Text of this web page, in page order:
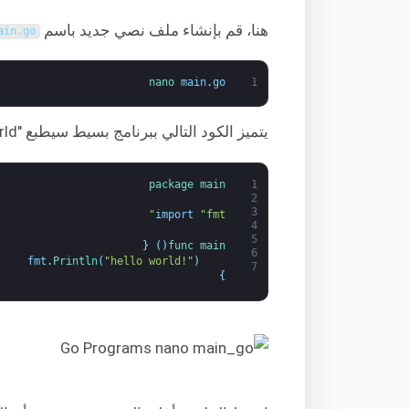
هنا، قم بإنشاء ملف نصي جديد باسم .go
1
nano main.go
يتميز الكود التالي ببرنامج بسيط سيطبع "Hello world" عند تشغيله. انسخ الكود:
1
2
3
4
5
6
7
package main
import "fmt"
func main
(
)
{
fmt . Println( "hello world!" )
}